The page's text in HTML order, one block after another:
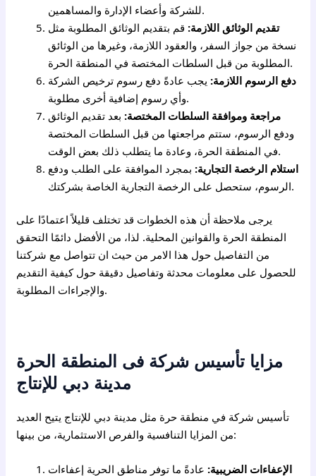
للشركة وأعضاء الإدارة والمساهمين.
تقديم الوثائق اللازمة: قم بتقديم الوثائق المطلوبة مثل
نسخة من جواز السفر، والعقود اللازمة، وغيرها من الوثائق
المطلوبة من قبل السلطات المختصة في المنطقة الحرة.
دفع الرسوم اللازمة: يجب عادةً دفع رسوم ترخيص الشركة
وأي رسوم إضافية أخرى مطلوبة.
مراجعة وموافقة السلطات المختصة: بعد تقديم الوثائق
ودفع الرسوم، ستتم مراجعتها من قبل السلطات المختصة
في المنطقة الحرة، وعادة ما يتطلب ذلك بعض الوقت.
استلام الرخصة التجارية: بمجرد الموافقة على الطلب ودفع
الرسوم، ستحصل على الرخصة التجارية الخاصة بشركتك.
يرجى ملاحظة أن هذه الخطوات قد تختلف قليلاً اعتمادًا على
المنطقة الحرة والقوانين المحلية. لذا، من الأفضل دائمًا التحقق
من التفاصيل حول هذا الامر من حيث ان تتواصل مع شركتنا
للحصول على معلومات محدثة وتفاصيل دقيقة حول كيفية التقديم
والإجراءات المطلوبة.
مزايا تأسيس شركة فى المنطقة الحرة
مدينة دبي للإنتاج
تأسيس شركة في منطقة حرة مثل مدينة دبي للإنتاج يتيح العديد
من المزايا التنافسية والفرص الاستثمارية، من بينها:
الإعفاءات الضريبية: عادةً ما توفر مناطق الحرية إعفاءات